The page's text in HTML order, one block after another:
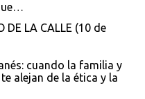
DE LA CALLE (10 de
cuando la familia y
alejan de la ética y la